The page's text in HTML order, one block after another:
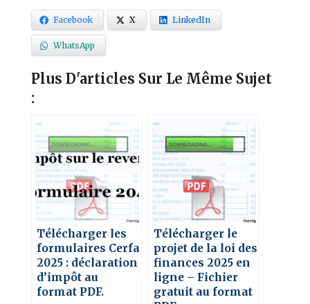
Facebook X LinkedIn
WhatsApp
Plus D'articles Sur Le Même Sujet
:
Télécharger les
formulaires Cerfa
2025 : déclaration
d’impôt au
format PDF.
Télécharger le
projet de la loi des
finances 2025 en
ligne – Fichier
gratuit au format